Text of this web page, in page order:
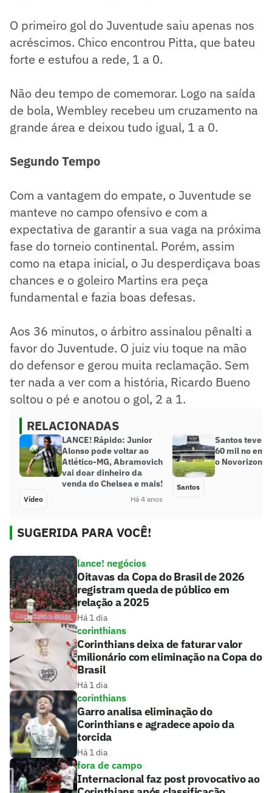
O primeiro gol do Juventude saiu apenas nos
acréscimos. Chico encontrou Pitta, que bateu
forte e estufou a rede, 1 a 0.
Não deu tempo de comemorar. Logo na saída
de bola, Wembley recebeu um cruzamento na
grande área e deixou tudo igual, 1 a 0.
Segundo Tempo
Com a vantagem do empate, o Juventude se
manteve no campo ofensivo e com a
expectativa de garantir a sua vaga na próxima
fase do torneio continental. Porém, assim
como na etapa inicial, o Ju desperdiçava boas
chances e o goleiro Martins era peça
fundamental e fazia boas defesas.
Aos 36 minutos, o árbitro assinalou pênalti a
favor do Juventude. O juiz viu toque na mão
do defensor e gerou muita reclamação. Sem
ter nada a ver com a história, Ricardo Bueno
soltou o pé e anotou o gol, 2 a 1.
RELACIONADAS
LANCE! Rápido: Junior
Alonso pode voltar ao
Atlético-MG, Abramovich
vai doar dinheiro da
venda do Chelsea e mais!
Vídeo Há 4 anos
Santos teve
60 mil no
o
Santos
SUGERIDA PARA VOCÊ!
lance! negócios
Oitavas da Copa do Brasil de 2026
registram queda de público em
relação a 2025
Há 1 dia
corinthians
Corinthians deixa de faturar valor
milionário com eliminação na Copa do
Brasil
Há 1 dia
corinthians
Garro analisa eliminação do
Corinthians e agradece apoio da
torcida
Há 1 dia
fora de campo
Internacional faz post provocativo ao